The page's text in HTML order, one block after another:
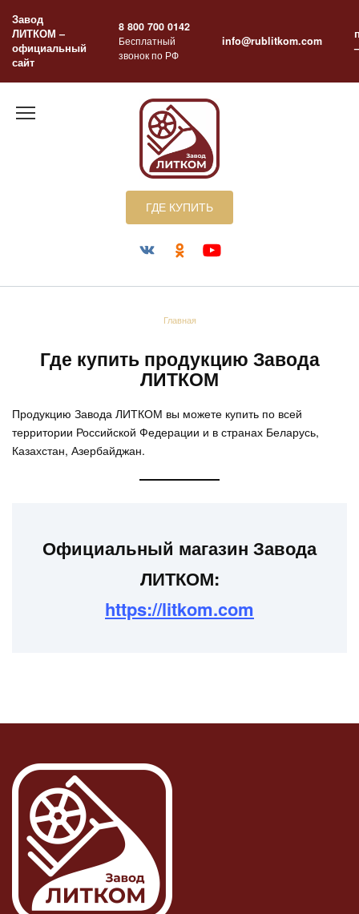
содержанию
Завод
ЛИТКОМ –
официальный
сайт
8 800 700 0142
Бесплатный
звонок по РФ
info@rublitkom.com
ГДЕ КУПИТЬ
Главная
Где купить продукцию Завода
ЛИТКОМ
Продукцию Завода ЛИТКОМ вы можете купить по всей
территории Российской Федерации и в странах Беларусь,
Казахстан, Азербайджан.
Официальный магазин Завода
ЛИТКОМ:
https://litkom.com